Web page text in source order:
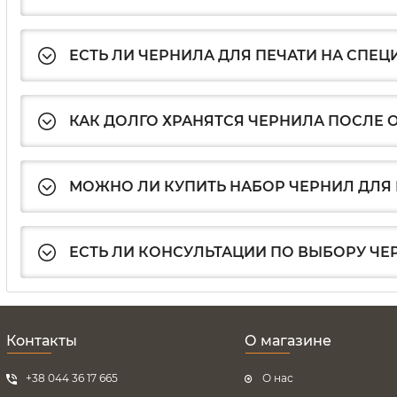
ЕСТЬ ЛИ ЧЕРНИЛА ДЛЯ ПЕЧАТИ НА
КАК ДОЛГО ХРАНЯТСЯ ЧЕРНИЛА ПОСЛЕ
МОЖНО ЛИ КУПИТЬ НАБОР ЧЕРНИЛ ДЛЯ
ЕСТЬ ЛИ КОНСУЛЬТАЦИИ ПО ВЫБОРУ
Контакты
+38 044 36 17 665
О магазине
О нас